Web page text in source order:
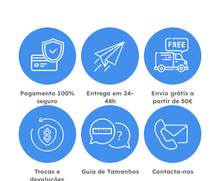
Pagamento 100%
seguro
Entrega em 24-
48h
Envio grátis a
partir de 50€
Trocas e
devoluções
Guia de Tamanhos Contacta-nos